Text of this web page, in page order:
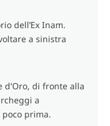
dell’Ex Inam.
a sinistra
d'Oro, di fronte alla
a
prima.